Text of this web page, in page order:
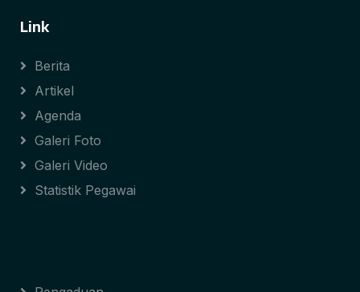
Link
Berita
Artikel
Agenda
Galeri Foto
Galeri Video
Statistik Pegawai